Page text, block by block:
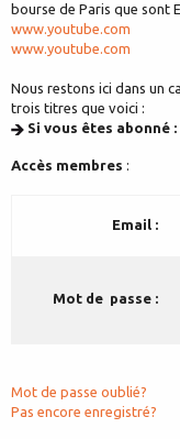
bourse de Paris que sont
www.youtube.com
www.youtube.com
Nous restons ici dans un
trois titres que voici :
Si vous êtes abonné
Accès membres :
Email :
Mot de passe :
Mot de passe oublié?
Pas encore enregistré?